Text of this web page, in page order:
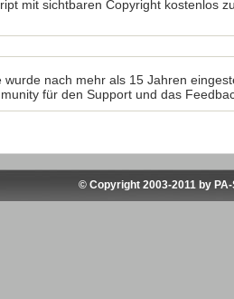
mit sichtbaren Copyright kostenlos
wurde nach mehr als 15 Jahren
für den Support und das
© Copyright 2003-2011 by